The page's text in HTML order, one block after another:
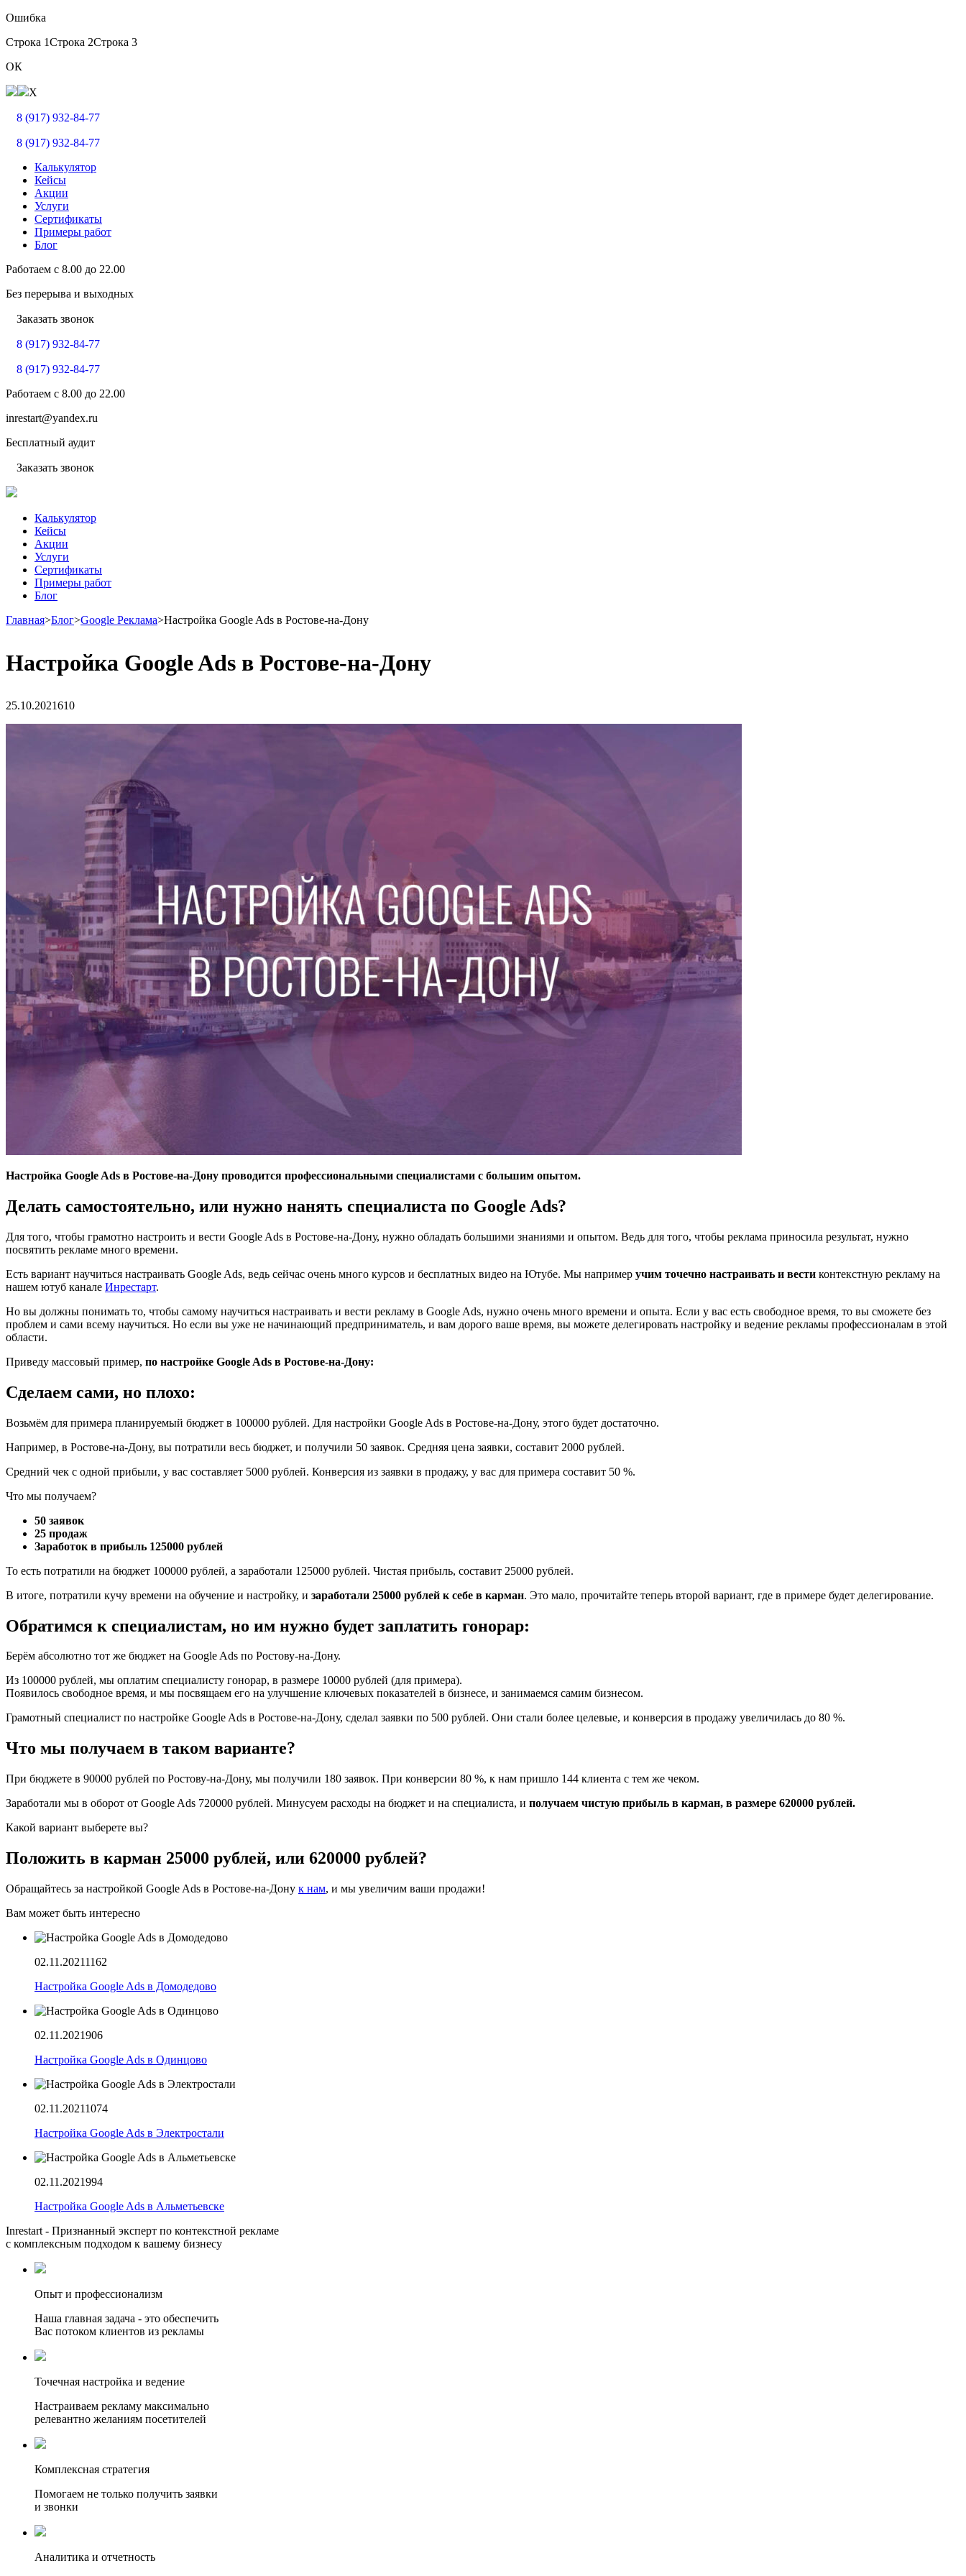
Ошибка
Строка 1Строка 2Строка 3
ОК
X
8 (917) 932-84-77
8 (917) 932-84-77
Калькулятор
Кейсы
Акции
Услуги
Сертификаты
Примеры работ
Блог
Работаем с 8.00 до 22.00
Без перерыва и выходных
Заказать звонок
8 (917) 932-84-77
8 (917) 932-84-77
Работаем с 8.00 до 22.00
inrestart@yandex.ru
Бесплатный аудит
Заказать звонок
Калькулятор
Кейсы
Акции
Услуги
Сертификаты
Примеры работ
Блог
Главная>Блог>Google Реклама>Настройка Google Ads в Ростове-на-Дону
Настройка Google Ads в Ростове-на-Дону
25.10.2021610
Настройка Google Ads в Ростове-на-Дону проводится профессиональными специалистами с большим опытом.
Делать самостоятельно, или нужно нанять специалиста по Google Ads?
Для того, чтобы грамотно настроить и вести Google Ads в Ростове-на-Дону, нужно обладать большими знаниями и опытом. Ведь для того, чтобы реклама приносила результат, нужно
посвятить рекламе много времени.
Есть вариант научиться настраивать Google Ads, ведь сейчас очень много курсов и бесплатных видео на Ютубе. Мы например учим точечно настраивать и вести контекстную рекламу на
нашем ютуб канале Инрестарт.
Но вы должны понимать то, чтобы самому научиться настраивать и вести рекламу в Google Ads, нужно очень много времени и опыта. Если у вас есть свободное время, то вы сможете без
проблем и сами всему научиться. Но если вы уже не начинающий предприниматель, и вам дорого ваше время, вы можете делегировать настройку и ведение рекламы профессионалам в этой
области.
Приведу массовый пример, по настройке Google Ads в Ростове-на-Дону:
Сделаем сами, но плохо:
Возьмём для примера планируемый бюджет в 100000 рублей. Для настройки Google Ads в Ростове-на-Дону, этого будет достаточно.
Например, в Ростове-на-Дону, вы потратили весь бюджет, и получили 50 заявок. Средняя цена заявки, составит 2000 рублей.
Средний чек с одной прибыли, у вас составляет 5000 рублей. Конверсия из заявки в продажу, у вас для примера составит 50 %.
Что мы получаем?
50 заявок
25 продаж
Заработок в прибыль 125000 рублей
То есть потратили на бюджет 100000 рублей, а заработали 125000 рублей. Чистая прибыль, составит 25000 рублей.
В итоге, потратили кучу времени на обучение и настройку, и заработали 25000 рублей к себе в карман. Это мало, прочитайте теперь второй вариант, где в примере будет делегирование.
Обратимся к специалистам, но им нужно будет заплатить гонорар:
Берём абсолютно тот же бюджет на Google Ads по Ростову-на-Дону.
Из 100000 рублей, мы оплатим специалисту гонорар, в размере 10000 рублей (для примера).
Появилось свободное время, и мы посвящаем его на улучшение ключевых показателей в бизнесе, и занимаемся самим бизнесом.
Грамотный специалист по настройке Google Ads в Ростове-на-Дону, сделал заявки по 500 рублей. Они стали более целевые, и конверсия в продажу увеличилась до 80 %.
Что мы получаем в таком варианте?
При бюджете в 90000 рублей по Ростову-на-Дону, мы получили 180 заявок. При конверсии 80 %, к нам пришло 144 клиента с тем же чеком.
Заработали мы в оборот от Google Ads 720000 рублей. Минусуем расходы на бюджет и на специалиста, и получаем чистую прибыль в карман, в размере 620000 рублей.
Какой вариант выберете вы?
Положить в карман 25000 рублей, или 620000 рублей?
Обращайтесь за настройкой Google Ads в Ростове-на-Дону к нам, и мы увеличим ваши продажи!
Вам может быть интересно
02.11.20211162
Настройка Google Ads в Домодедово
02.11.2021906
Настройка Google Ads в Одинцово
02.11.20211074
Настройка Google Ads в Электростали
02.11.2021994
Настройка Google Ads в Альметьевске
Inrestart - Признанный эксперт по контекстной рекламе
с комплексным подходом к вашему бизнесу
Опыт и профессионализм
Наша главная задача - это обеспечить
Вас потоком клиентов из рекламы
Точечная настройка и ведение
Настраиваем рекламу максимально
релевантно желаниям посетителей
Комплексная стратегия
Помогаем не только получить заявки
и звонки
Аналитика и отчетность